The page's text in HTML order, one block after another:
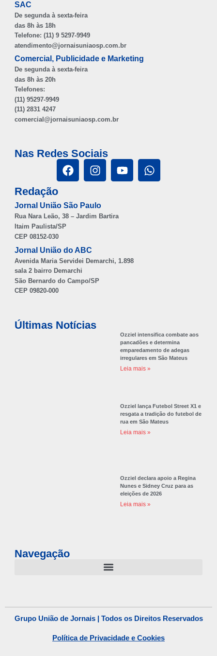
SAC
De segunda à sexta-feira
das 8h às 18h
Telefone: (11) 9 5297-9949
atendimento@jornaisuniaosp.com.br
Comercial, Publicidade e Marketing
De segunda à sexta-feira
das 8h às 20h
Telefones:
(11) 95297-9949
(11) 2831 4247
comercial@jornaisuniaosp.com.br
Nas Redes Sociais
Redação
Jornal União São Paulo
Rua Nara Leão, 38 – Jardim Bartira
Itaim Paulista/SP
CEP 08152-030
Jornal União do ABC
Avenida Maria Servidei Demarchi, 1.898
sala 2 bairro Demarchi
São Bernardo do Campo/SP
CEP 09820-000
Últimas Notícias
Ozziel intensifica combate aos
pancadões e determina
emparedamento de adegas
irregulares em São Mateus
Leia mais »
Ozziel lança Futebol Street X1 e
resgata a tradição do futebol de
rua em São Mateus
Leia mais »
Ozziel declara apoio a Regina
Nunes e Sidney Cruz para as
eleições de 2026
Leia mais »
Navegação
Grupo União de Jornais | Todos os Direitos Reservados
Política de Privacidade e Cookies